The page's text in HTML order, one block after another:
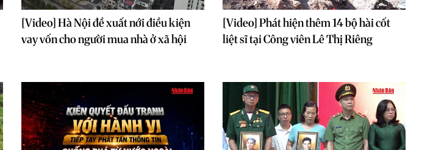
[Video] Hà Nội đề xuất nới điều kiện
vay vốn cho người mua nhà ở xã hội
[Video] Phát hiện thêm 14 bộ hài cốt
liệt sĩ tại Công viên Lê Thị Riêng